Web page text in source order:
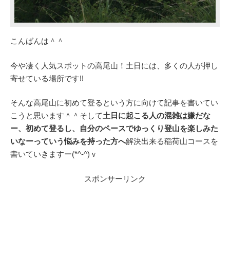
こんばんは＾＾
今や凄く人気スポットの高尾山！土日には、多くの人が押し
寄せている場所です!!
そんな高尾山に初めて登るという方に向けて記事を書いてい
こうと思います＾＾そして土日に起こる人の混雑は嫌だな
ー、初めて登るし、自分のペースでゆっくり登山を楽しみた
いなーっていう悩みを持った方へ解決出来る稲荷山コースを
書いていきますー(*^-^)ｖ
スポンサーリンク